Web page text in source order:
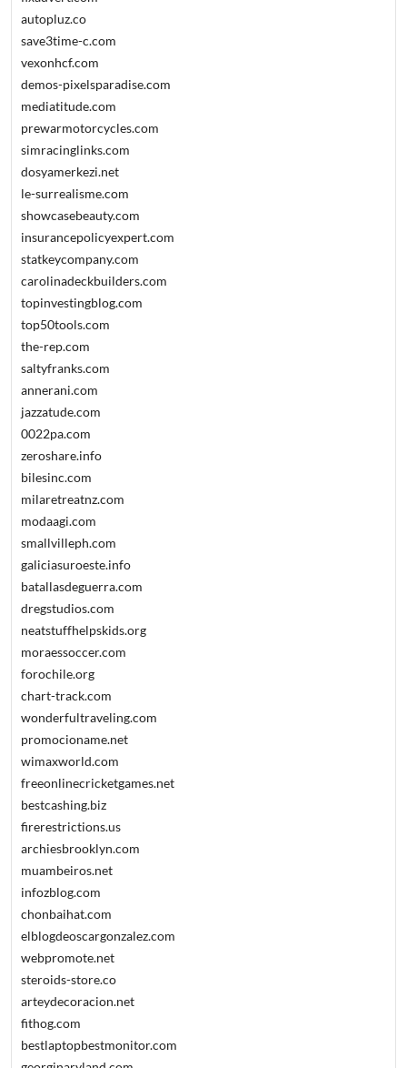
autopluz.co
save3time-c.com
vexonhcf.com
demos-pixelsparadise.com
mediatitude.com
prewarmotorcycles.com
simracinglinks.com
dosyamerkezi.net
le-surrealisme.com
showcasebeauty.com
insurancepolicyexpert.com
statkeycompany.com
carolinadeckbuilders.com
topinvestingblog.com
top50tools.com
the-rep.com
saltyfranks.com
annerani.com
jazzatude.com
0022pa.com
zeroshare.info
bilesinc.com
milaretreatnz.com
modaagi.com
smallvilleph.com
galiciasuroeste.info
batallasdeguerra.com
dregstudios.com
neatstuffhelpskids.org
moraessoccer.com
forochile.org
chart-track.com
wonderfultraveling.com
promocioname.net
wimaxworld.com
freeonlinecricketgames.net
bestcashing.biz
firerestrictions.us
archiesbrooklyn.com
muambeiros.net
infozblog.com
chonbaihat.com
elblogdeoscargonzalez.com
webpromote.net
steroids-store.co
arteydecoracion.net
fithog.com
bestlaptopbestmonitor.com